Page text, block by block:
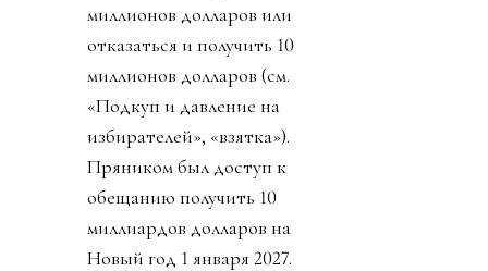
миллионов долларов или
отказаться и получить 10
миллионов долларов (см.
«Подкуп и давление на
избирателей», «взятка»).
Пряником был доступ к
обещанию получить 10
миллиардов долларов на
Новый год 1 января 2027.